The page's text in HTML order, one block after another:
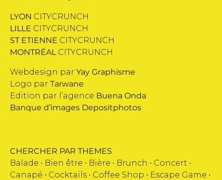
LYON CITYCRUNCH
LILLE CITYCRUNCH
ST ETIENNE CITYCRUNCH
MONTRÉALCITYCRUNCH
Webdesign par Yay Graphisme
Logo par Tarwane
Edition par l’agence Buena Onda
Banque d’images Depositphotos
CHERCHER PAR THEMES
Balade • Bien être • Bière • Brunch • Concert •
Canapé • Cocktails • Coffee Shop • Escape Game •